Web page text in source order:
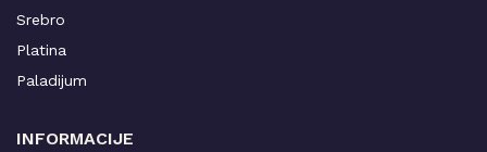
Srebro
Platina
Paladijum
INFORMACIJE